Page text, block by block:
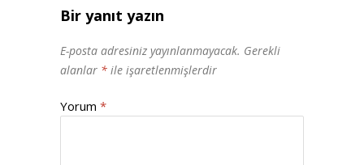
Bir yanıt yazın
E-posta adresiniz yayınlanmayacak. Gerekli
alanlar * ile işaretlenmişlerdir
Yorum *